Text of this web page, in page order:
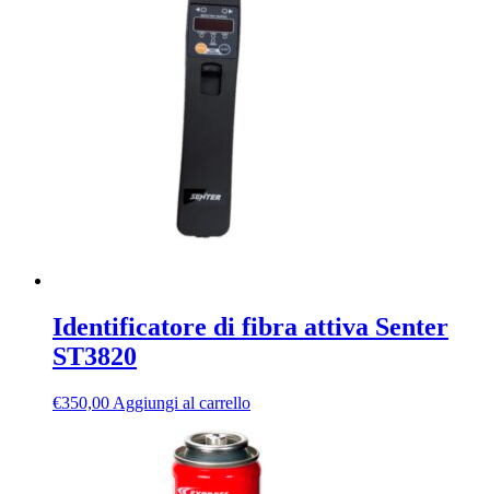
Identificatore di fibra attiva Senter
ST3820
€350,00 Aggiungi al carrello